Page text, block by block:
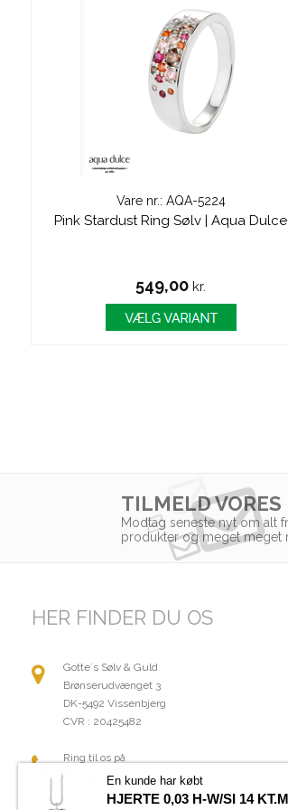
Vare nr.: AQA-5224
Pink Stardust Ring Sølv | Aqua Dulce
549,00kr.
TILMELD
Modtag seneste nyt om alt
produkter og meget meget
HER FINDER DU OS
Gotte´s Sølv & Guld
Brønserudvænget 3
DK-5492 Vissenbjerg
CVR : 20425482
Ring til os på
64 47 19 77En kunde har købt
HJERTE 0,03 H-W/SI 14